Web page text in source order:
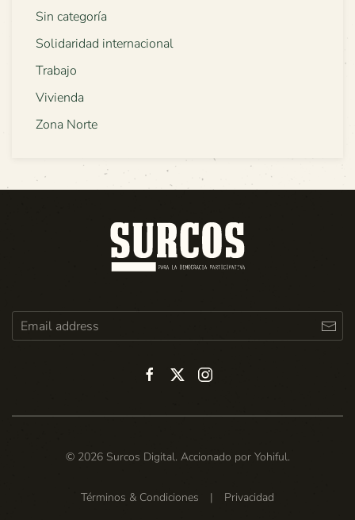
Sin categoría
Solidaridad internacional
Trabajo
Vivienda
Zona Norte
© 2026Surcos Digital. Accionado por Yohiful.
Términos & Condiciones | Privacidad